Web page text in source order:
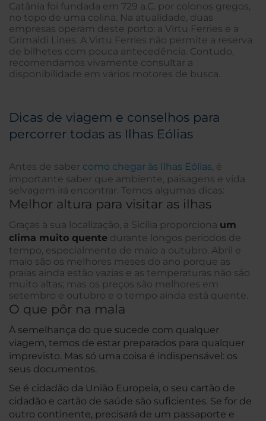
Catânia foi fundada em 729 a.C. por colonos gregos,
no topo de uma colina. Na atualidade, duas
empresas operam deste porto: a Virtu Ferries e a
Grimaldi Lines. A Virtu Ferries não permite a reserva
de bilhetes com pouca antecedência. Contudo,
recomendamos vivamente consultar a
disponibilidade em vários motores de busca.
Dicas de viagem e conselhos para
percorrer todas as Ilhas Eólias
Antes de saber como chegar às Ilhas Eólias, é
importante saber que ambiente, paisagens e vida
selvagem irá encontrar. Temos algumas dicas:
Melhor altura para visitar as ilhas
Graças à sua localização, a Sicília proporciona um
clima muito quente durante longos períodos de
tempo, especialmente de maio a outubro. Abril e
maio são os melhores meses do ano porque as
praias ainda estão vazias e as temperaturas não são
muito altas; mas os preços são melhores em
setembro e outubro e o tempo ainda está quente.
O que pôr na mala
À semelhança do que sucede com qualquer
viagem, temos de estar preparados para qualquer
imprevisto. Mas só uma coisa é indispensável: os
seus documentos.
Se é cidadão da União Europeia, o seu cartão de
cidadão e cartão de saúde são suficientes. Se for de
outro continente, precisará de um passaporte e